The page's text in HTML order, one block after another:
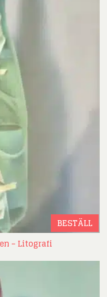
BESTÄLL
– Litografi